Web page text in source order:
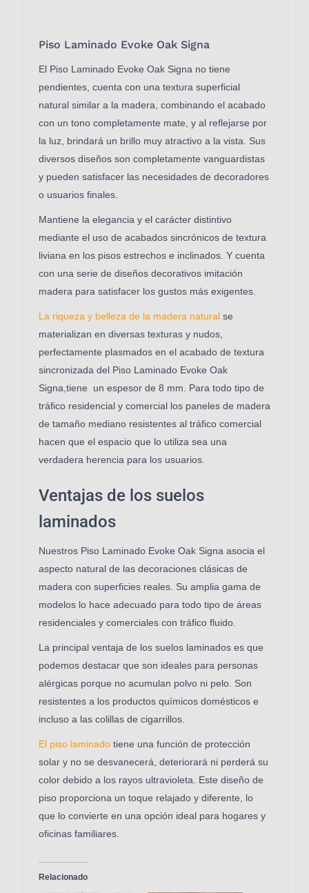
Piso Laminado Evoke Oak Signa
El Piso Laminado Evoke Oak Signa no tiene
pendientes, cuenta con una textura superficial
natural similar a la madera, combinando el acabado
con un tono completamente mate, y al reflejarse por
la luz, brindará un brillo muy atractivo a la vista. Sus
diversos diseños son completamente vanguardistas
y pueden satisfacer las necesidades de decoradores
o usuarios finales.
Mantiene la elegancia y el carácter distintivo
mediante el uso de acabados sincrónicos de textura
liviana en los pisos estrechos e inclinados. Y cuenta
con una serie de diseños decorativos imitación
madera para satisfacer los gustos más exigentes.
La riqueza y belleza de la madera natural se
materializan en diversas texturas y nudos,
perfectamente plasmados en el acabado de textura
sincronizada del Piso Laminado Evoke Oak
Signa,tiene un espesor de 8 mm. Para todo tipo de
tráfico residencial y comercial los paneles de madera
de tamaño mediano resistentes al tráfico comercial
hacen que el espacio que lo utiliza sea una
verdadera herencia para los usuarios.
Ventajas de los suelos
laminados
Nuestros Piso Laminado Evoke Oak Signa asocia el
aspecto natural de las decoraciones clásicas de
madera con superficies reales. Su amplia gama de
modelos lo hace adecuado para todo tipo de áreas
residenciales y comerciales con tráfico fluido.
La principal ventaja de los suelos laminados es que
podemos destacar que son ideales para personas
alérgicas porque no acumulan polvo ni pelo. Son
resistentes a los productos químicos domésticos e
incluso a las colillas de cigarrillos.
El piso laminado tiene una función de protección
solar y no se desvanecerá, deteriorará ni perderá su
color debido a los rayos ultravioleta. Este diseño de
piso proporciona un toque relajado y diferente, lo
que lo convierte en una opción ideal para hogares y
oficinas familiares.
Relacionado